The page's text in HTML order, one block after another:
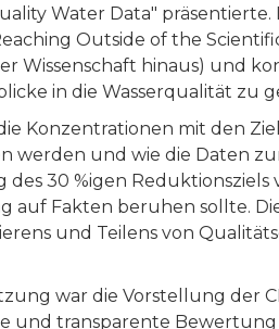
Water Data" präsentierte.
Outside of the
Wissenschaft hinaus) und
in die Wasserqualität zu
Konzentrationen mit den
werden und wie die Daten
30 %igen Reduktionsziels
auf Fakten beruhen sollte.
und Teilens von
war die Vorstellung der
und transparente